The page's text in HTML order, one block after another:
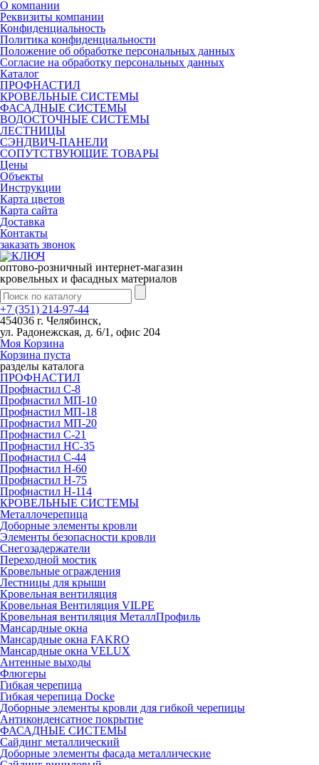
О компании
Реквизиты компании
Конфиденциальность
Политика конфиденциальности
Положение об обработке персональных данных
Согласие на обработку персональных данных
Каталог
ПРОФНАСТИЛ
КРОВЕЛЬНЫЕ СИСТЕМЫ
ФАСАДНЫЕ СИСТЕМЫ
ВОДОСТОЧНЫЕ СИСТЕМЫ
ЛЕСТНИЦЫ
СЭНДВИЧ-ПАНЕЛИ
СОПУТСТВУЮЩИЕ ТОВАРЫ
Цены
Объекты
Инструкции
Карта цветов
Карта сайта
Доставка
Контакты
заказать звонок
оптово-розничный интернет-магазин
кровельных и фасадных материалов
+7 (351) 214-97-44
454036 г. Челябинск,
ул. Радонежская, д. 6/1, офис 204
Моя Корзина
Корзина пуста
разделы каталога
ПРОФНАСТИЛ
Профнастил С-8
Профнастил МП-10
Профнастил МП-18
Профнастил МП-20
Профнастил С-21
Профнастил НС-35
Профнастил С-44
Профнастил Н-60
Профнастил Н-75
Профнастил Н-114
КРОВЕЛЬНЫЕ СИСТЕМЫ
Металлочерепица
Доборные элементы кровли
Элементы безопасности кровли
Снегозадержатели
Переходной мостик
Кровельные ограждения
Лестницы для крыши
Кровельная вентиляция
Кровельная Вентиляция VILPE
Кровельная вентиляция МеталлПрофиль
Мансардные окна
Мансардные окна FAKRO
Мансардные окна VELUX
Антенные выходы
Флюгеры
Гибкая черепица
Гибкая черепица Docke
Доборные элементы кровли для гибкой черепицы
Антиконденсатное покрытие
ФАСАДНЫЕ СИСТЕМЫ
Сайдинг металлический
Доборные элементы фасада металлические